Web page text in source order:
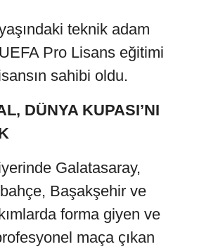
teknik adam
Pro Lisans eğitimi
sahibi oldu.
DÜNYA KUPASI’NI
Galatasaray,
Başakşehir ve
forma giyen ve
maça çıkan